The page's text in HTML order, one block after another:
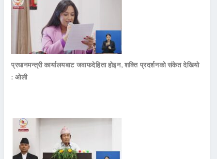
प्रधानमन्त्री कार्यालयबाट जवाफदेहिता होइन, शक्ति प्रदर्शनको संकेत देखियो
: ओली